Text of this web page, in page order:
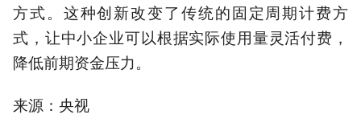
方式。这种创新改变了传统的固定周期计费方
式，让中小企业可以根据实际使用量灵活付费，
降低前期资金压力。
来源：央视